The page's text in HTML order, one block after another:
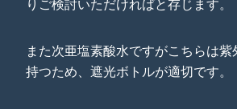
りご検討いただければと存じます。
また次亜塩素酸水ですがこちらは
持つため、遮光ボトルが適切です。